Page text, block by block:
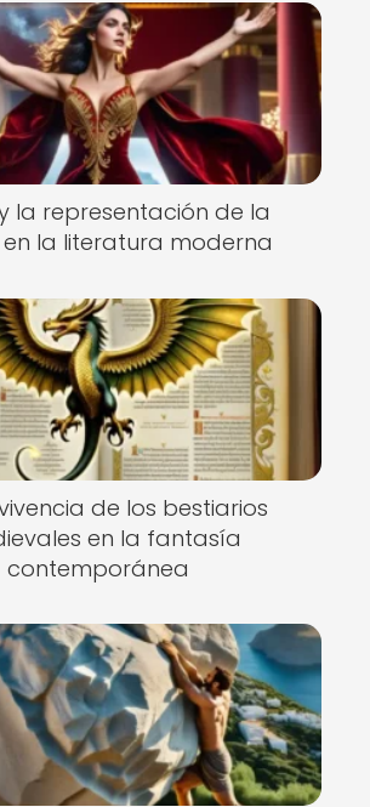
la representación de la
la literatura moderna
de los bestiarios
en la fantasía
contemporánea